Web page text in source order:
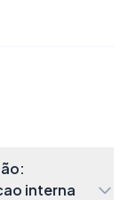
interna